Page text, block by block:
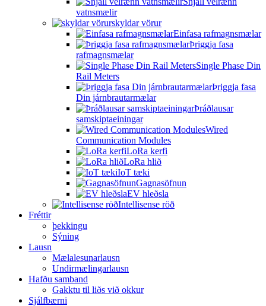
vatnsmælir
skyldar vörur
Einfasa rafmagnsmælar
Þriggja fasa
rafmagnsmælar
Single Phase Din
Rail Meters
Þriggja fasa
Din járnbrautarmælar
Þráðlausar
samskiptaeiningar
Wired
Communication Modules
LoRa kerfi
LoRa hlið
IoT tæki
Gagnasöfnun
EV hleðsla
Intellisense röð
Fréttir
þekkingu
Sýning
Lausn
Mælalesunarlausn
Undirmælingarlausn
Hafðu samband
Gakktu til liðs við okkur
Sjálfbærni